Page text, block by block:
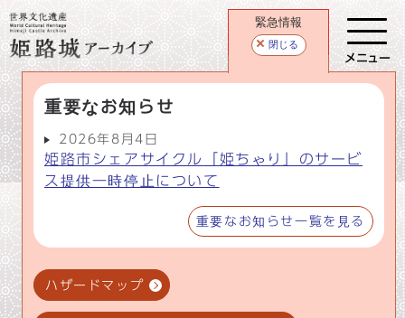
緊急情報
閉じる
重要なお知らせ
2026年8月4日
姫路市シェアサイクル「姫ちゃり」のサービ
ス提供一時停止について
重要なお知らせ一覧を見る
ハザードマップ
メニュー